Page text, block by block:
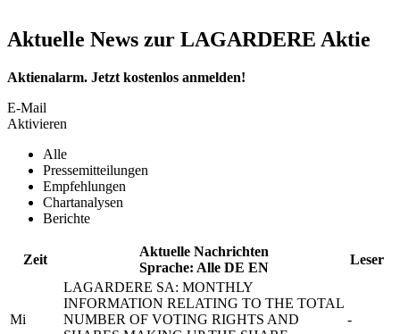
Aktuelle News zur LAGARDERE Aktie
Aktienalarm. Jetzt kostenlos anmelden!
E-Mail
Aktivieren
Alle
Pressemitteilungen
Empfehlungen
Chartanalysen
Berichte
Zeit
Aktuelle Nachrichten
Sprache: Alle DE EN
Leser
Mi
LAGARDERE SA: MONTHLY
INFORMATION RELATING TO THE TOTAL
NUMBER OF VOTING RIGHTS AND
-